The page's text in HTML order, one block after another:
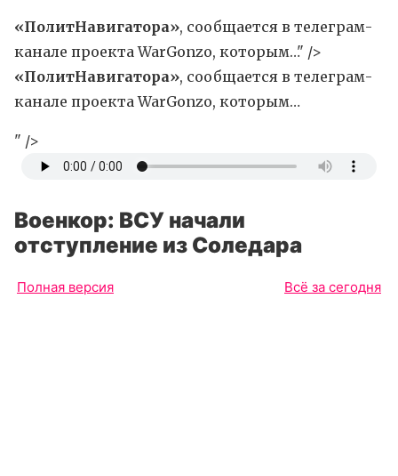
«ПолитНавигатора», сообщается в телеграм-
канале проекта WarGonzo, которым…" />
«ПолитНавигатора», сообщается в телеграм-
канале проекта WarGonzo, которым…
" />
Военкор: ВСУ начали
отступление из Соледара
Полная версия Всё за сегодня